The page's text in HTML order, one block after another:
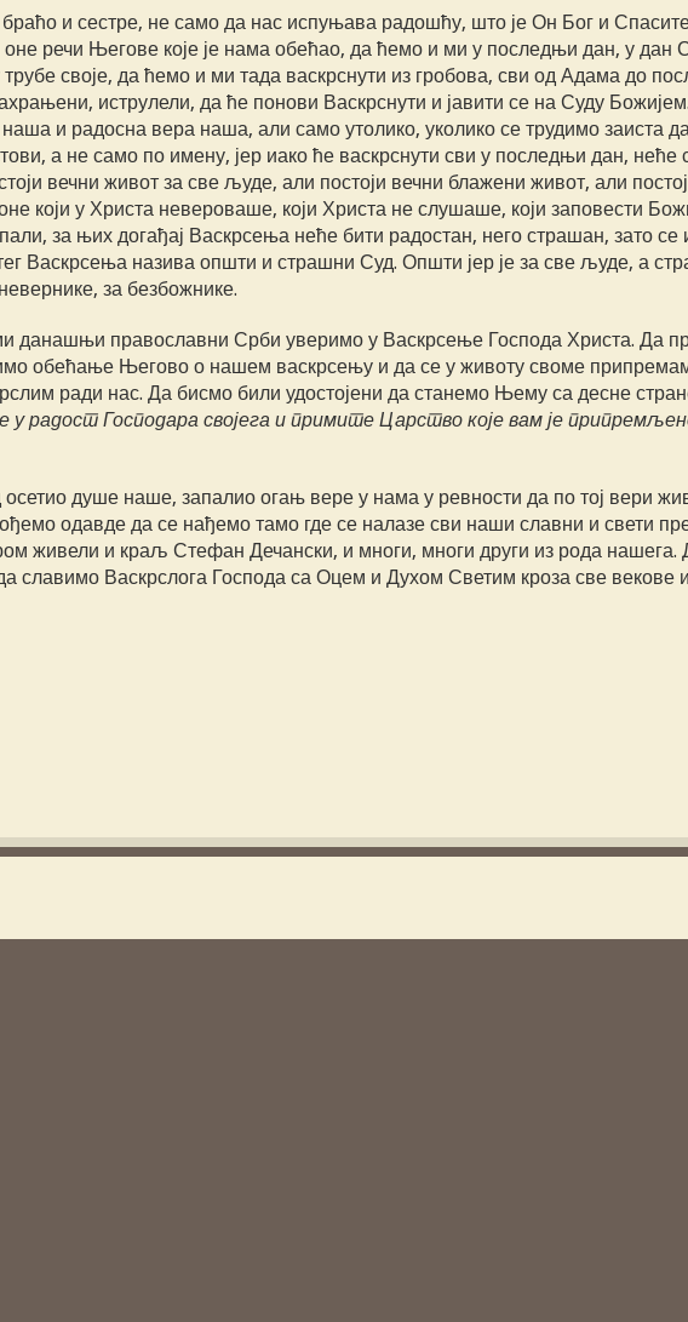
и сестре, не само да нас испуњава радошћу, што је Он Бог и
речи Његове које је нама обећао, да ћемо и ми у последњи дан, у дан
своје, да ћемо и ми тада васкрснути из гробова, сви од Адама до
иструлели, да ће понови Васкрснути и јавити се на Суду
и радосна вера наша, али само утолико, уколико се трудимо заиста
а не само по имену, јер иако ће васкрснути сви у последњи дан, неће
вечни живот за све људе, али постоји вечни блажени живот, али
који у Христа невероваше, који Христа не слушаше, који заповести
за њих догађај Васкрсења неће бити радостан, него страшан, зато се
Васкрсења назива општи и страшни Суд. Општи јер је за све људе, а
за безбожнике.
данашњи православни Срби уверимо у Васкрсење Господа Христа. Да
обећање Његово о нашем васкрсењу и да се у животу своме
ради нас. Да бисмо били удостојени да станемо Њему са десне
у радост Господара својега и примите Царство које вам је
душе наше, запалио огањ вере у нама у ревности да по тој вери
одавде да се нађемо тамо где се налазе сви наши славни и свети
живели и краљ Стефан Дечански, и многи, многи други из рода нашега.
славимо Васкрслога Господа са Оцем и Духом Светим кроза све векове и